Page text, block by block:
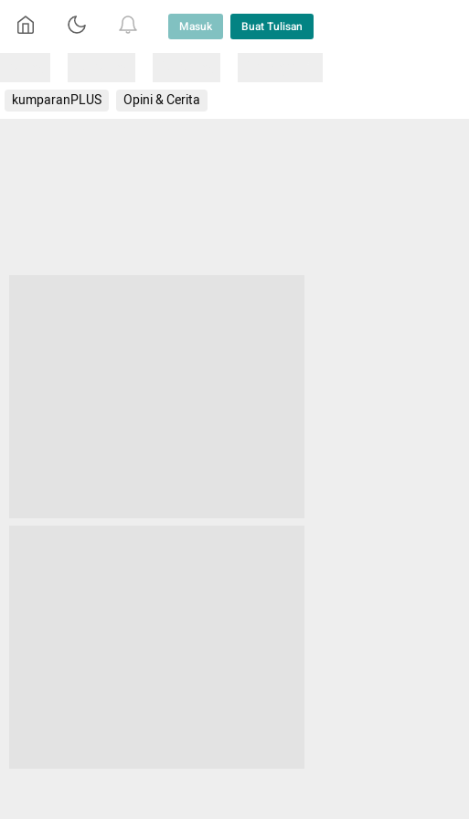
Masuk Buat Tulisan
kumparanPLUS Opini & Cerita